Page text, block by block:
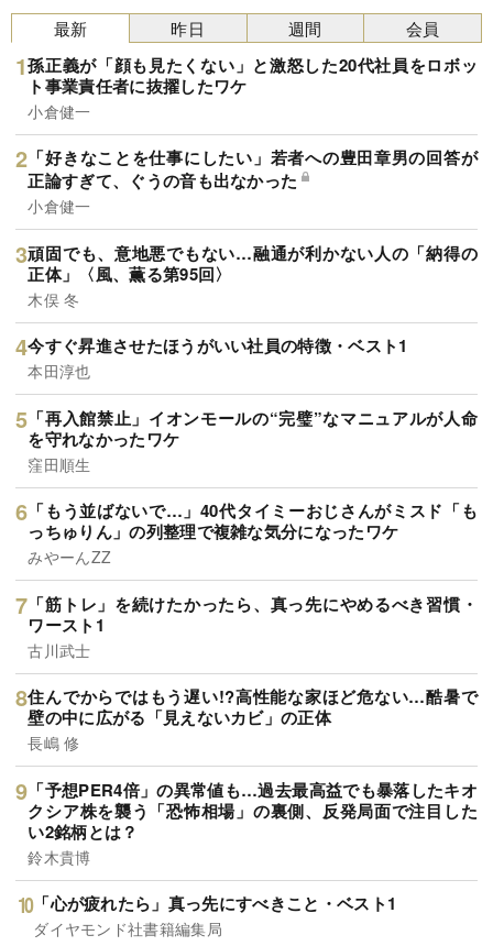
最新
孫正義が「顔も見たくない」と激怒した20代社員をロボッ
ト事業責任者に抜擢したワケ
小倉健一
「好きなことを仕事にしたい」若者への豊田章男の回答が
正論すぎて、ぐうの音も出なかった
小倉健一
頑固でも、意地悪でもない…融通が利かない人の「納得の
正体」〈風、薫る第95回〉
木俣 冬
今すぐ昇進させたほうがいい社員の特徴・ベスト1
本田淳也
「再入館禁止」イオンモールの“完璧”なマニュアルが人命
を守れなかったワケ
窪田順生
「もう並ばないで…」40代タイミーおじさんがミスド「も
っちゅりん」の列整理で複雑な気分になったワケ
みやーんZZ
「筋トレ」を続けたかったら、真っ先にやめるべき習慣・
ワースト1
古川武士
住んでからではもう遅い!?高性能な家ほど危ない…酷暑で
壁の中に広がる「見えないカビ」の正体
長嶋 修
「予想PER4倍」の異常値も…過去最高益でも暴落したキオ
クシア株を襲う「恐怖相場」の裏側、反発局面で注目した
い2銘柄とは？
鈴木貴博
「心が疲れたら」真っ先にすべきこと・ベスト1
ダイヤモンド社書籍編集局
昨日 週間 会員